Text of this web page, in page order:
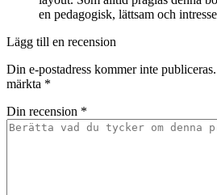
en pedagogisk, lättsam och
Lägg till en recension
Din e-postadress kommer inte publiceras.
märkta *
Din recension *